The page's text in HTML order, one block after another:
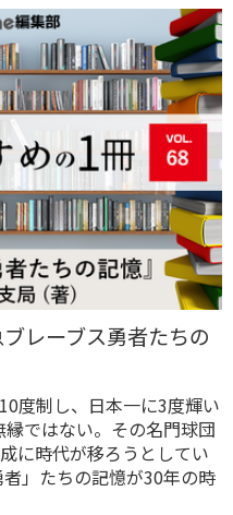
レーブス勇者たちの
度制し、日本一に3度輝い
ではない。その名門球団
に時代が移ろうとしてい
」たちの記憶が30年の時